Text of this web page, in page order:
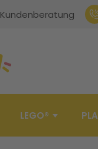
Kundenberatung
LEGO®